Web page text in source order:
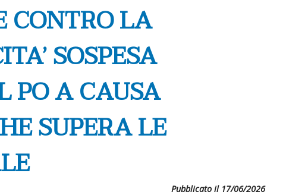
CONTRO LA
SOSPESA
PO A CAUSA
SUPERA LE
Pubblicato il 17/06/2026